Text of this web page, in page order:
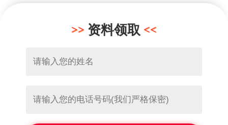
资料领取